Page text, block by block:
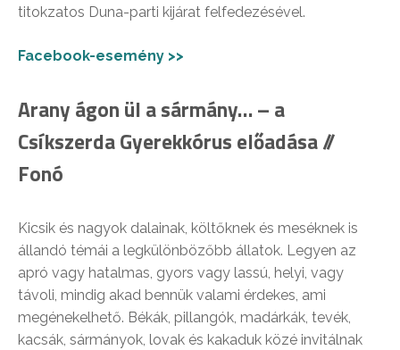
titokzatos Duna-parti kijárat felfedezésével.
Facebook-esemény >>
Arany ágon ül a sármány… – a
Csíkszerda Gyerekkórus előadása //
Fonó
Kicsik és nagyok dalainak, költőknek és meséknek is
állandó témái a legkülönbözőbb állatok. Legyen az
apró vagy hatalmas, gyors vagy lassú, helyi, vagy
távoli, mindig akad bennük valami érdekes, ami
megénekelhető. Békák, pillangók, madárkák, tevék,
kacsák, sármányok, lovak és kakaduk közé invitálnak